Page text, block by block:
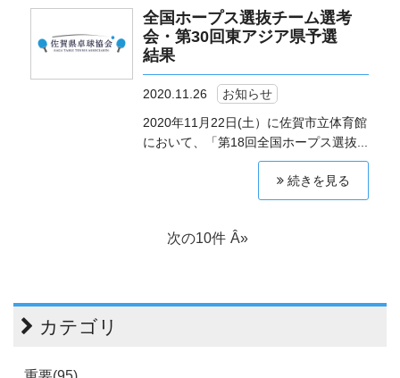
全国ホープス選抜チーム選考
会・第30回東アジア県予選
結果
2020.11.26
お知らせ
2020年11月22日(土）に佐賀市立体育館
において、「第18回全国ホープス選抜...
続きを見る
次の10件
カテゴリ